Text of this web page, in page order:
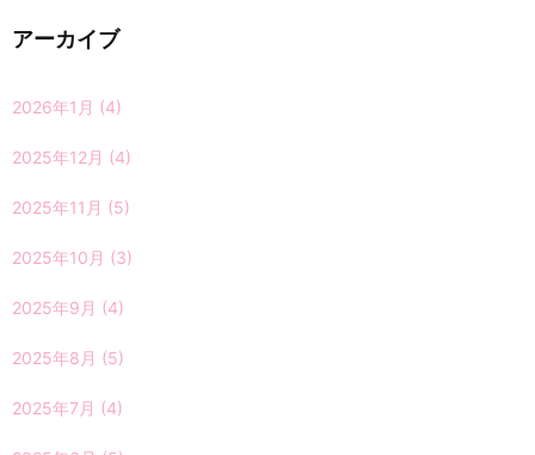
アーカイブ
2026年1月 (4)
2025年12月 (4)
2025年11月 (5)
2025年10月 (3)
2025年9月 (4)
2025年8月 (5)
2025年7月 (4)